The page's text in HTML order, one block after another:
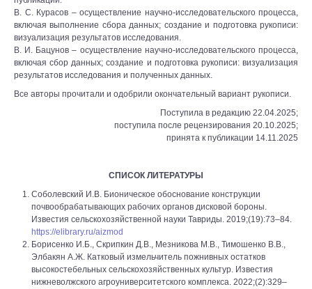
В. С. Курасов – осуществление научно-исследовательского процесса,
включая выполнение сбора данных; создание и подготовка рукописи:
визуализация результатов исследования.
В. И. Бацунов – осуществление научно-исследовательского процесса,
включая сбор данных; создание и подготовка рукописи: визуализация
результатов исследования и полученных данных.
Все авторы прочитали и одобрили окончательный вариант рукописи.
Поступила в редакцию 22.04.2025;
поступила после рецензирования 20.10.2025;
принята к публикации 14.11.2025
СПИСОК ЛИТЕРАТУРЫ
Соболевский И.В. Бионическое обоснование конструкции
почвообрабатывающих рабочих органов дисковой бороны.
Известия сельскохозяйственной науки Тавриды. 2019;(19):73–84.
https://elibrary.ru/aizmod
Борисенко И.Б., Скрипкин Д.В., Мезникова М.В., Тимошенко В.В.,
Элбакян А.Ж. Катковый измельчитель пожнивных остатков
высокостебельных сельскохозяйственных культур. Известия
нижневолжского агроуниверситетского комплекса. 2022;(2):329–